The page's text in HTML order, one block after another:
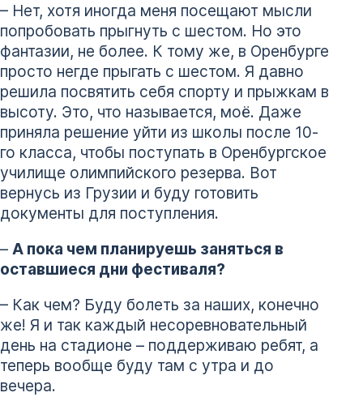
– Нет, хотя иногда меня посещают мысли
попробовать прыгнуть с шестом. Но это
фантазии, не более. К тому же, в Оренбурге
просто негде прыгать с шестом. Я давно
решила посвятить себя спорту и прыжкам в
высоту. Это, что называется, моё. Даже
приняла решение уйти из школы после 10-
го класса, чтобы поступать в Оренбургское
училище олимпийского резерва. Вот
вернусь из Грузии и буду готовить
документы для поступления.
– А пока чем планируешь заняться в
оставшиеся дни фестиваля?
– Как чем? Буду болеть за наших, конечно
же! Я и так каждый несоревновательный
день на стадионе – поддерживаю ребят, а
теперь вообще буду там с утра и до
вечера.